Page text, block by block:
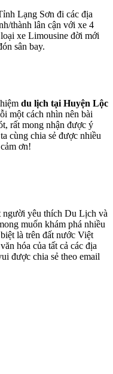
Lạng Sơn đi các địa
thành lân cận với xe 4
xe Limousine đời mới
sân bay.
du lịch tại Huyện Lộc
một cách nhìn nên bài
rất mong nhận được ý
cùng chia sẻ được nhiều
ơn!
yêu thích Du Lịch và
muốn khám phá nhiều
là trên đất nước Việt
hóa của tất cả các địa
được chia sẻ theo email